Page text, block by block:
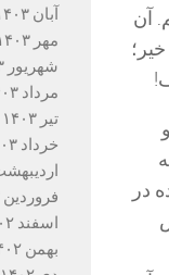
آن
در
آبان ۱۴۰۳
مهر ۱۴۰۳
شهریور ۱۴۰۳
مرداد ۱۴۰۳
تیر ۱۴۰۳
خرداد ۱۴۰۳
اردیبهشت
فروردین ۱۴۰۳
اسفند ۱۴۰۲
بهمن ۱۴۰۲